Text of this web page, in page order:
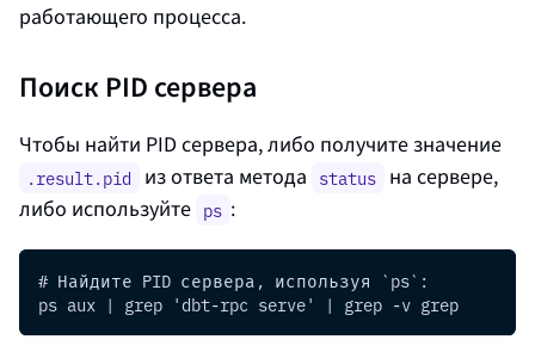
работающего процесса.
Поиск PID сервера
Чтобы найти PID сервера, либо получите значение
.result.pid из ответа метода status на сервере,
либо используйте ps :
# Найдите PID сервера, используя `ps`:
ps aux | grep 'dbt-rpc serve' | grep -v grep